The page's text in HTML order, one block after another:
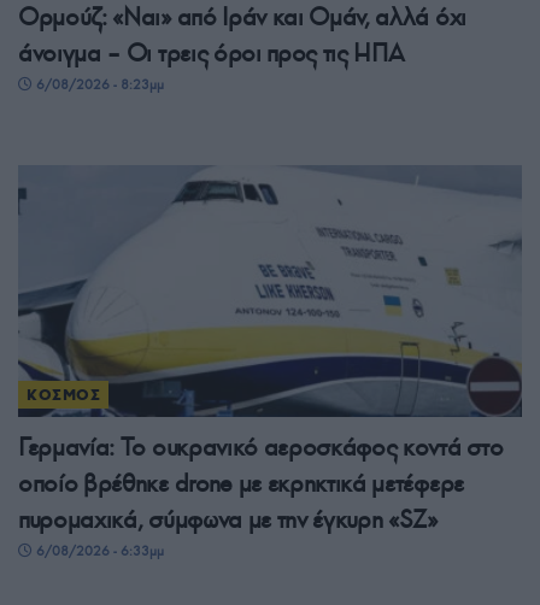
Ορμούζ: «Ναι» από Ιράν και Ομάν, αλλά όχι
άνοιγμα – Οι τρεις όροι προς τις ΗΠΑ
6/08/2026 - 8:23μμ
ΚΟΣΜΟΣ
Γερμανία: Το ουκρανικό αεροσκάφος κοντά στο
οποίο βρέθηκε drone με εκρηκτικά μετέφερε
πυρομαχικά, σύμφωνα με την έγκυρη «SZ»
6/08/2026 - 6:33μμ